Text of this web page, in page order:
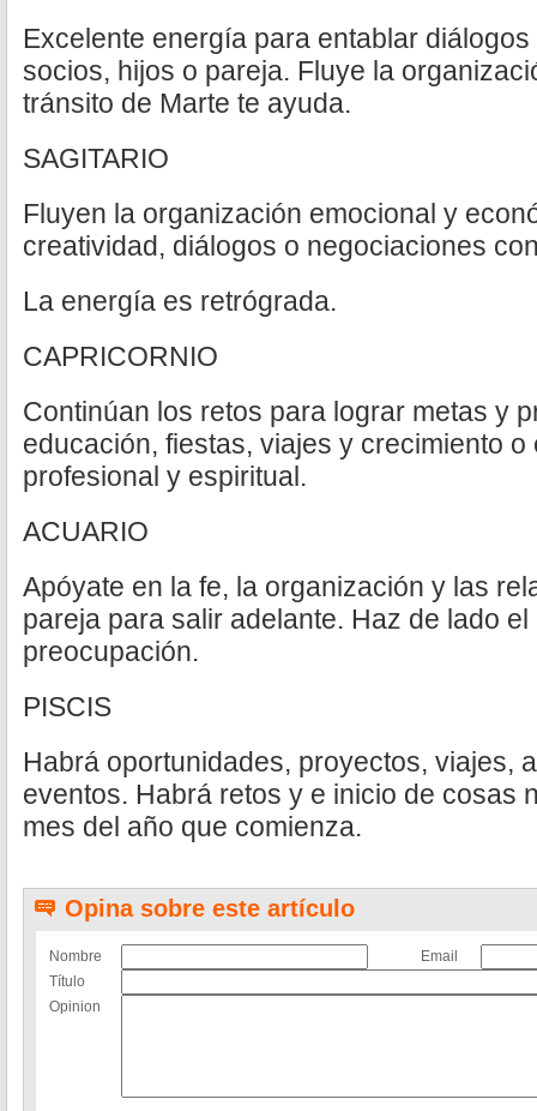
Excelente energía para entablar
socios, hijos o pareja. Fluye la
tránsito de Marte te ayuda.
SAGITARIO
Fluyen la organización emocional y
creatividad, diálogos o negociaciones
La energía es retrógrada.
CAPRICORNIO
Continúan los retos para lograr metas y
educación, fiestas, viajes y crecimiento o
profesional y espiritual.
ACUARIO
Apóyate en la fe, la organización y las
pareja para salir adelante. Haz de lado
preocupación.
PISCIS
Habrá oportunidades, proyectos, viajes,
eventos. Habrá retos y e inicio de cosas
mes del año que comienza.
Opina sobre este artículo
Nombre
Email
Título
Opinion